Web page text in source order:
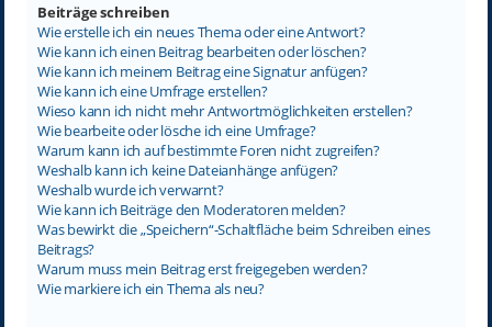
Beiträge schreiben
Wie erstelle ich ein neues Thema oder eine Antwort?
Wie kann ich einen Beitrag bearbeiten oder löschen?
Wie kann ich meinem Beitrag eine Signatur anfügen?
Wie kann ich eine Umfrage erstellen?
Wieso kann ich nicht mehr Antwortmöglichkeiten erstellen?
Wie bearbeite oder lösche ich eine Umfrage?
Warum kann ich auf bestimmte Foren nicht zugreifen?
Weshalb kann ich keine Dateianhänge anfügen?
Weshalb wurde ich verwarnt?
Wie kann ich Beiträge den Moderatoren melden?
Was bewirkt die „Speichern“-Schaltfläche beim Schreiben eines
Beitrags?
Warum muss mein Beitrag erst freigegeben werden?
Wie markiere ich ein Thema als neu?